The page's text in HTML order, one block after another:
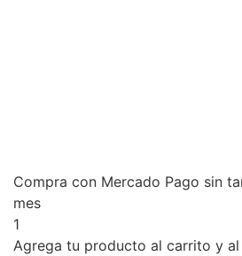
Compra con Mercado Pago sin
mes
1
Agrega tu producto al carrito y